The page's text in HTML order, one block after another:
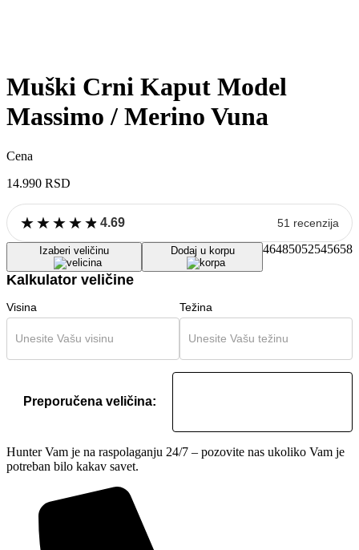
Muški Crni Kaput Model
Massimo / Merino Vuna
Cena
14.990 RSD
★
★★
★★
★★
★★
★ 4.69 51 recenzija
Izaberi veličinu Dodaj u korpu 46485052545658
Kalkulator veličine
Visina Težina
Preporučena veličina:
Hunter Vam je na raspolaganju 24/7 – pozovite nas ukoliko Vam je
potreban bilo kakav savet.